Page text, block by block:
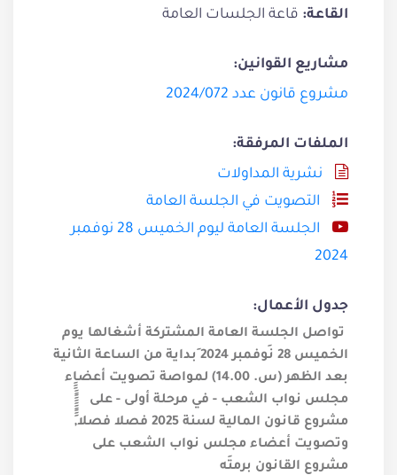
القاعة: قاعة الجلسات العامة
مشاريع القوانين:
مشروع قانون عدد 2024/072
الملفات المرفقة:
نشرية المداولات
التصويت في الجلسة العامة
الجلسة العامة ليوم الخميس 28 نوفمبر
2024
جدول الأعمال:
تواصل الجلسة العامة المشتركة أشغالها يوم
الخميس 28 نَوفمبر 2024 َبداية من الساعة الثانية
بعد الظهر (س. 14.00) لمواصة
تصويت أعضاء
مجلس نواب الشعب - في مرحلة أولى - على
مشروع قانون المالية لسنة 2025 فصلا فصلا,
وتصويت أعضاء مجلس نواب الشعب على
مشروع القانون برمتَه